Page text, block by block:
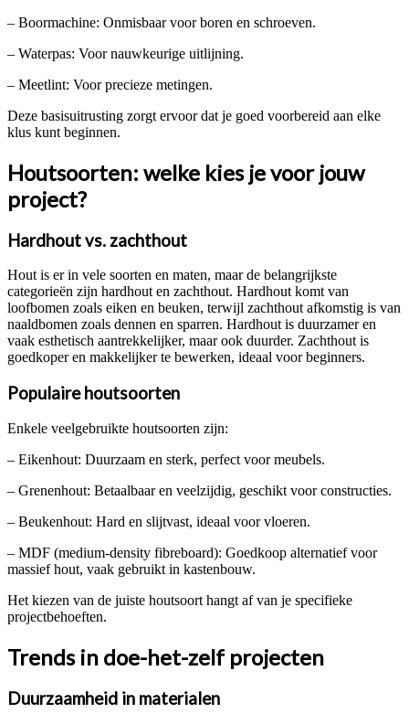
– Boormachine: Onmisbaar voor boren en schroeven.
– Waterpas: Voor nauwkeurige uitlijning.
– Meetlint: Voor precieze metingen.
Deze basisuitrusting zorgt ervoor dat je goed voorbereid aan elke
klus kunt beginnen.
Houtsoorten: welke kies je voor jouw
project?
Hardhout vs. zachthout
Hout is er in vele soorten en maten, maar de belangrijkste
categorieën zijn hardhout en zachthout. Hardhout komt van
loofbomen zoals eiken en beuken, terwijl zachthout afkomstig is van
naaldbomen zoals dennen en sparren. Hardhout is duurzamer en
vaak esthetisch aantrekkelijker, maar ook duurder. Zachthout is
goedkoper en makkelijker te bewerken, ideaal voor beginners.
Populaire houtsoorten
Enkele veelgebruikte houtsoorten zijn:
– Eikenhout: Duurzaam en sterk, perfect voor meubels.
– Grenenhout: Betaalbaar en veelzijdig, geschikt voor constructies.
– Beukenhout: Hard en slijtvast, ideaal voor vloeren.
– MDF (medium-density fibreboard): Goedkoop alternatief voor
massief hout, vaak gebruikt in kastenbouw.
Het kiezen van de juiste houtsoort hangt af van je specifieke
projectbehoeften.
Trends in doe-het-zelf projecten
Duurzaamheid in materialen